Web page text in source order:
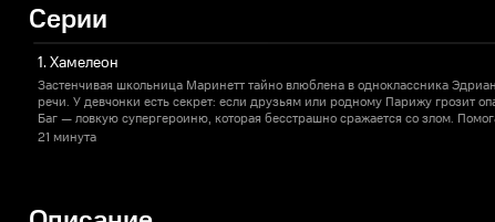
Серии
1. Хамелеон
Застенчивая школьница Маринетт тайно влюблена в одноклассника
речи. У девчонки есть секрет: если друзьям или родному Парижу грозит
Баг — ловкую супергероиню, которая бесстрашно сражается со злом.
Супер-Кот, чьё сердце навсегда отдано Леди Баг. Миссия напарников —
21 минута